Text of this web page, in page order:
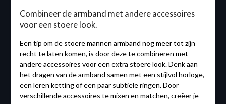
Combineer de armband met andere accessoires
voor een stoere look.
Een tip om de stoere mannen armband nog meer tot zijn
recht te laten komen, is door deze te combineren met
andere accessoires voor een extra stoere look. Denk aan
het dragen van de armband samen met een stijlvol horloge,
een leren ketting of een paar subtiele ringen. Door
verschillende accessoires te mixen en matchen, creëer je